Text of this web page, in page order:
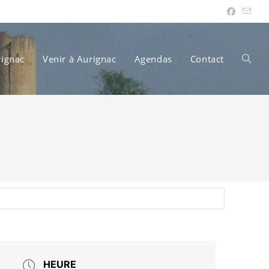
Venir à Aurignac Agendas Contact Toggle
HEURE